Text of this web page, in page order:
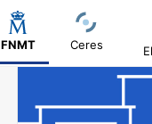
FNMT Ceres